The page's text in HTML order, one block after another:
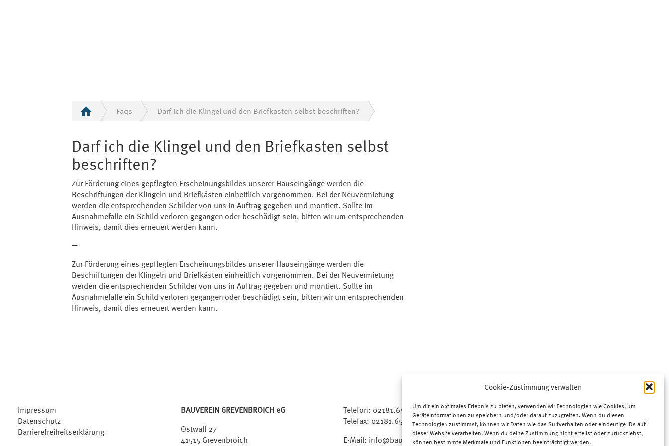
Cookie-Zustimmung verwalten
Um dir ein optimales Erlebnis zu bieten, verwenden wir Technologien wie Cookies, um
Geräteinformationen zu speichern und/oder darauf zuzugreifen. Wenn du diesen
Technologien zustimmst, können wir Daten wie das Surfverhalten oder eindeutige IDs auf
dieser Website verarbeiten. Wenn du deine Zustimmung nicht erteilst oder zurückziehst,
können bestimmte Merkmale und Funktionen beeinträchtigt werden.
Faqs Darf ich die Klingel und den Briefkasten selbst beschriften?
Darf ich die Klingel und den Briefkasten selbst
beschriften?
Zur Förderung eines gepflegten Erscheinungsbildes unserer Hauseingänge werden die
Beschriftungen der Klingeln und Briefkästen einheitlich vorgenommen. Bei der Neuvermietung
werden die entsprechenden Schilder von uns in Auftrag gegeben und montiert. Sollte im
Ausnahmefalle ein Schild verloren gegangen oder beschädigt sein, bitten wir um entsprechenden
Hinweis, damit dies erneuert werden kann.
─
Zur Förderung eines gepflegten Erscheinungsbildes unserer Hauseingänge werden die
Beschriftungen der Klingeln und Briefkästen einheitlich vorgenommen. Bei der Neuvermietung
werden die entsprechenden Schilder von uns in Auftrag gegeben und montiert. Sollte im
Ausnahmefalle ein Schild verloren gegangen oder beschädigt sein, bitten wir um entsprechenden
Hinweis, damit dies erneuert werden kann.
Impressum
Datenschutz
Barrierefreiheitserklärung
BAUVEREIN GREVENBROICH eG
Ostwall 27
41515 Grevenbroich
Telefon: 02181.6509-0
Telefax: 02181.6509-33
E-Mail: info@bauverein-gv.de